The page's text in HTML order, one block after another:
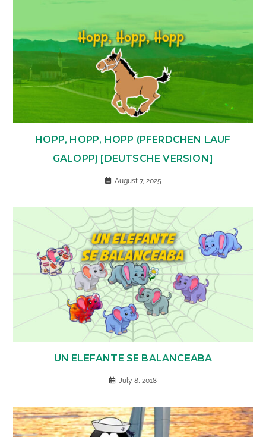
HOPP, HOPP, HOPP (PFERDCHEN LAUF
GALOPP) [DEUTSCHE VERSION]
August 7, 2025
UN ELEFANTE SE BALANCEABA
July 8, 2018